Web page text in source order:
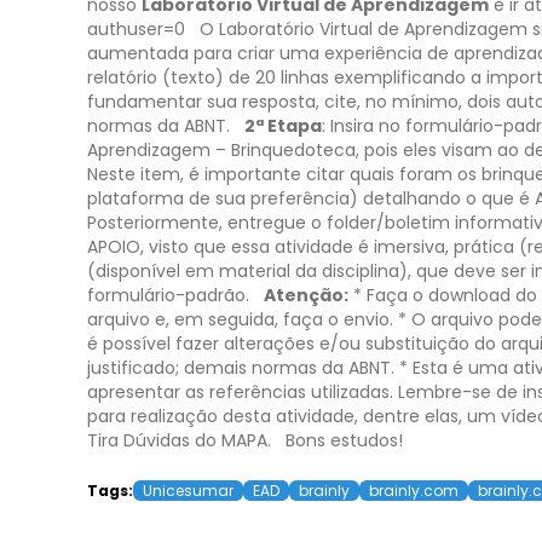
nosso Laboratório Virtual de Aprendizagem e ir
authuser=0
O Laboratório Virtual de
aumentada para criar uma experiência de
relatório (texto) de 20 linhas exemplificando a
fundamentar sua resposta, cite, no mínimo, dois
normas da ABNT.
2ª Etapa: Insira no formulário-
Aprendizagem – Brinquedoteca, pois eles visam
Neste item, é importante citar quais foram os
plataforma de sua preferência) detalhando o que é
Posteriormente, entregue o folder/boletim
APOIO, visto que essa atividade é imersiva, prática
(disponível em material da disciplina), que deve ser
formulário-padrão.
Atenção: * Faça o download do
arquivo e, em seguida, faça o envio. * O arquivo
é possível fazer alterações e/ou substituição do
justificado; demais normas da ABNT. * Esta é uma
apresentar as referências utilizadas. Lembre-se de
para realização desta atividade, dentre elas, um
Tira Dúvidas do MAPA.
Bons estudos!
Tags: Unicesumar EAD brainly brainly.com